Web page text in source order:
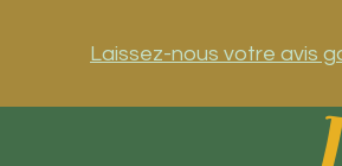
Laissez-nous votre avis